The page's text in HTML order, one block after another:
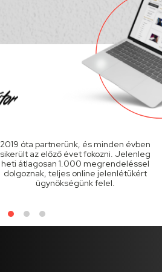
2019 óta partnerünk, és minden évben
sikerült az előző évet fokozni. Jelenleg
heti átlagosan 1.000 megrendeléssel
dolgoznak, teljes online jelenlétükért
ügynökségünk felel.